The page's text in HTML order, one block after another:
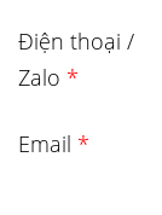
Điện thoại /
Zalo *
Email *